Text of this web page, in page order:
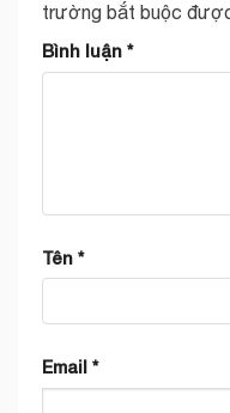
trường bắt buộc
Bình luận *
Tên *
Email *